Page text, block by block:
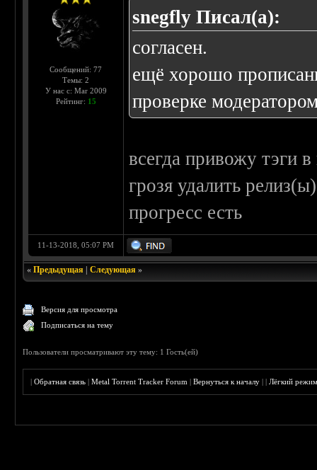
Сообщений: 77
Темы: 2
У нас с: Mar 2009
Рейтинг: 15
snegfly Писал(а):
согласен.
ещё хорошо
проверке
всегда привожу тэги
грозя удалить
прогресс есть
11-13-2018, 05:07 PM
«Предыдущая |Следующая »
Версия для просмотра
Подписаться на тему
Пользователи просматривают эту тему: 1 Гость(ей)
|Обратная связь |Metal Torrent Tracker Forum |Вернуться к началу ||Лёгкий